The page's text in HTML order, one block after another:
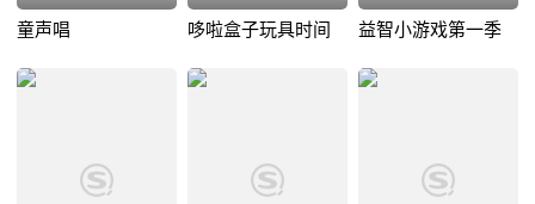
童声唱 哆啦盒子玩具时间 益智小游戏第一季